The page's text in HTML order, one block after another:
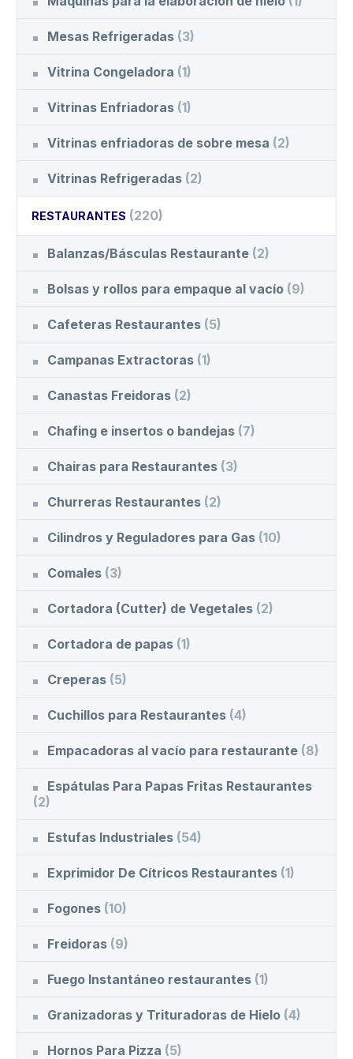
Mesas Refrigeradas (3)
Vitrina Congeladora (1)
Vitrinas Enfriadoras (1)
Vitrinas enfriadoras de sobre mesa (2)
Vitrinas Refrigeradas (2)
RESTAURANTES (220)
Balanzas/Básculas Restaurante (2)
Bolsas y rollos para empaque al vacío (9)
Cafeteras Restaurantes (5)
Campanas Extractoras (1)
Canastas Freidoras (2)
Chafing e insertos o bandejas (7)
Chairas para Restaurantes (3)
Churreras Restaurantes (2)
Cilindros y Reguladores para Gas (10)
Comales (3)
Cortadora (Cutter) de Vegetales (2)
Cortadora de papas (1)
Creperas (5)
Cuchillos para Restaurantes (4)
Empacadoras al vacío para restaurante (8)
Espátulas Para Papas Fritas Restaurantes
(2)
Estufas Industriales (54)
Exprimidor De Cítricos Restaurantes (1)
Fogones (10)
Freidoras (9)
Fuego Instantáneo restaurantes (1)
Granizadoras y Trituradoras de Hielo (4)
Hornos Para Pizza (5)